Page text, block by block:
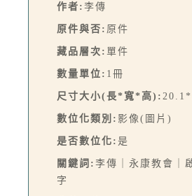
作者: 李傳
原件與否: 原件
藏品層次: 單件
數量單位: 1冊
尺寸大小(長*寬*高):
數位化類別: 影像(圖片)
是否數位化: 是
關鍵詞: 李傳｜永康教會｜
字